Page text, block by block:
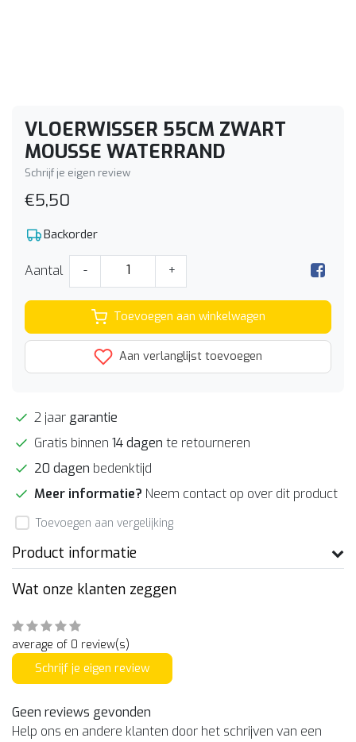
VLOERWISSER 55CM ZWART
MOUSSE WATERRAND
Schrijf je eigen review
€5,50
Backorder
Aantal - +
Toevoegen aan winkelwagen
Aan verlanglijst toevoegen
2 jaar garantie
Gratis binnen 14 dagen te retourneren
20 dagen bedenktijd
Meer informatie? Neem contact op over dit product
Toevoegen aan vergelijking
Product informatie
Wat onze klanten zeggen
average of 0 review(s)
Schrijf je eigen review
Geen reviews gevonden
Help ons en andere klanten door het schrijven van een